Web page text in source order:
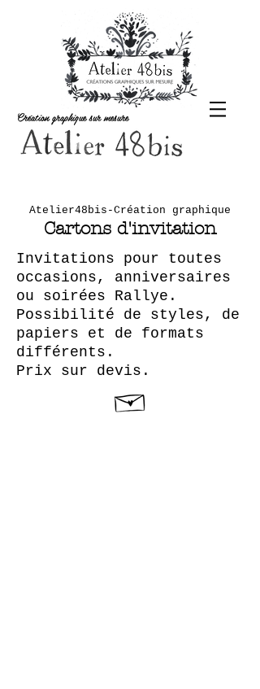
Création graphique sur mesure
Atelier48bis-Création graphique
Cartons d'invitation
Invitations pour toutes
occasions, anniversaires
ou soirées Rallye.
Possibilité de styles, de
papiers et de formats
différents.
Prix sur devis.